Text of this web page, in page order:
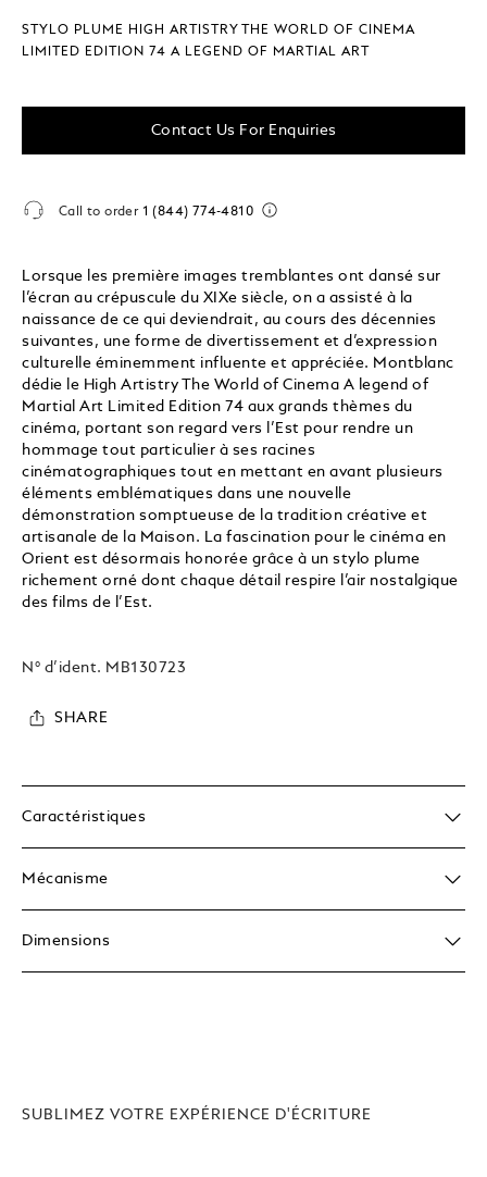
STYLO PLUME HIGH ARTISTRY THE WORLD OF CINEMA
LIMITED EDITION 74 A LEGEND OF MARTIAL ART
Contact Us For Enquiries
Call to order 1 (844) 774-4810
Lorsque les première images tremblantes ont dansé sur
l’écran au crépuscule du XIXe siècle, on a assisté à la
naissance de ce qui deviendrait, au cours des décennies
suivantes, une forme de divertissement et d’expression
culturelle éminemment influente et appréciée. Montblanc
dédie le High Artistry The World of Cinema A legend of
Martial Art Limited Edition 74 aux grands thèmes du
cinéma, portant son regard vers l’Est pour rendre un
hommage tout particulier à ses racines
cinématographiques tout en mettant en avant plusieurs
éléments emblématiques dans une nouvelle
démonstration somptueuse de la tradition créative et
artisanale de la Maison. La fascination pour le cinéma en
Orient est désormais honorée grâce à un stylo plume
richement orné dont chaque détail respire l’air nostalgique
des films de l’Est.
N° d’ident. MB130723
SHARE
Caractéristiques
Mécanisme
Dimensions
SUBLIMEZ VOTRE EXPÉRIENCE D'ÉCRITURE